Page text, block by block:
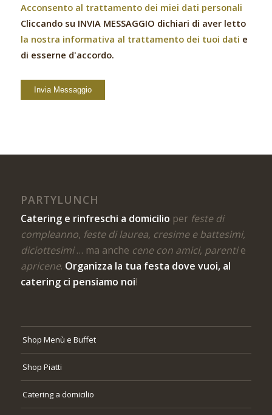
Acconsento al trattamento dei miei dati personali
Cliccando su INVIA MESSAGGIO dichiari di aver letto
la nostra informativa al trattamento dei tuoi dati e
di esserne d'accordo.
PARTYLUNCH
Catering e rinfreschi a domicilio per feste di
compleanno, feste di laurea, cresime e battesimi,
diciottesimi… ma anche cene con amici, parentie
apricene. Organizza la tua festa dove vuoi, al
catering ci pensiamo noi!
Shop Menù e Buffet
Shop Piatti
Catering a domicilio